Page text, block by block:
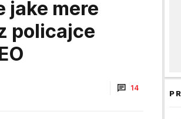
jake mere
policajce
14